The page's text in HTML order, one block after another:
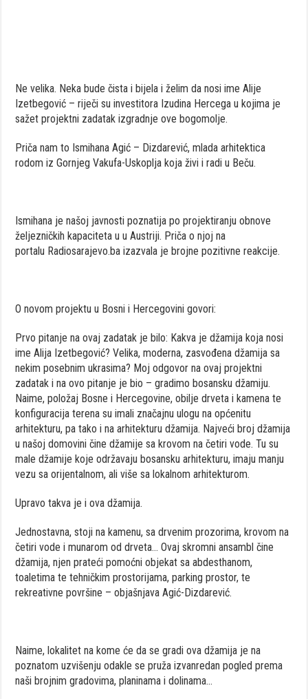
Ne velika. Neka bude čista i bijela i želim da nosi ime Alije
Izetbegović – riječi su investitora Izudina Hercega u kojima je
sažet projektni zadatak izgradnje ove bogomolje.
Priča nam to Ismihana Agić – Dizdarević, mlada arhitektica
rodom iz Gornjeg Vakufa-Uskoplja koja živi i radi u Beču.
Ismihana je našoj javnosti poznatija po projektiranju obnove
željezničkih kapaciteta u u Austriji. Priča o njoj na
portalu Radiosarajevo.ba izazvala je brojne pozitivne reakcije.
O novom projektu u Bosni i Hercegovini govori:
Prvo pitanje na ovaj zadatak je bilo: Kakva je džamija koja nosi
ime Alija Izetbegović? Velika, moderna, zasvođena džamija sa
nekim posebnim ukrasima? Moj odgovor na ovaj projektni
zadatak i na ovo pitanje je bio – gradimo bosansku džamiju.
Naime, položaj Bosne i Hercegovine, obilje drveta i kamena te
konfiguracija terena su imali značajnu ulogu na općenitu
arhitekturu, pa tako i na arhitekturu džamija. Najveći broj džamija
u našoj domovini čine džamije sa krovom na četiri vode. Tu su
male džamije koje održavaju bosansku arhitekturu, imaju manju
vezu sa orijentalnom, ali više sa lokalnom arhitekturom.
Upravo takva je i ova džamija.
Jednostavna, stoji na kamenu, sa drvenim prozorima, krovom na
četiri vode i munarom od drveta… Ovaj skromni ansambl čine
džamija, njen prateći pomoćni objekat sa abdesthanom,
toaletima te tehničkim prostorijama, parking prostor, te
rekreativne površine – objašnjava Agić-Dizdarević.
Naime, lokalitet na kome će da se gradi ova džamija je na
poznatom uzvišenju odakle se pruža izvanredan pogled prema
naši brojnim gradovima, planinama i dolinama…